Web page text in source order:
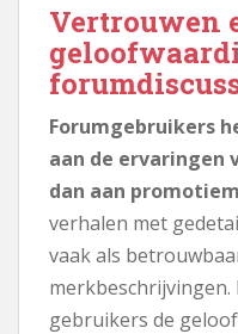
Vertrouwen
Forumgebruikers
aan de ervaringen
dan aan
verhalen met
vaak als
gebruikers de